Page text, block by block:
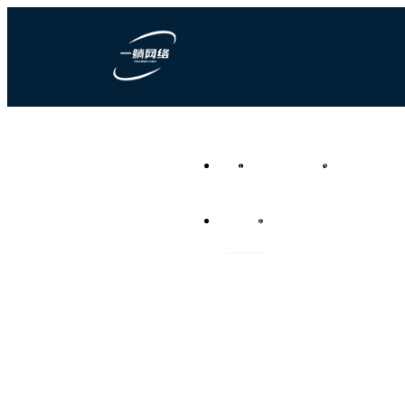
负责任的全网营销代运营公
首页 营销型网站建设 竞价推广代运
资讯频道